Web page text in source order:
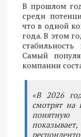
В прошлом
среди
что в одной
года. В этом
Самый
компании
«В 2026
смотрят на
понятную